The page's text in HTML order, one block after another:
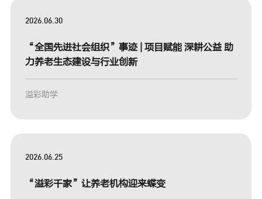
2026.06.30
“全国先进社会组织”事迹 | 项目赋能 深耕公益 助
力养老生态建设与行业创新
溢彩助学
2026.06.25
“溢彩千家”让养老机构迎来蝶变